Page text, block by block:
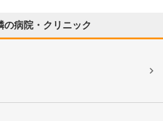
の病院・クリニック